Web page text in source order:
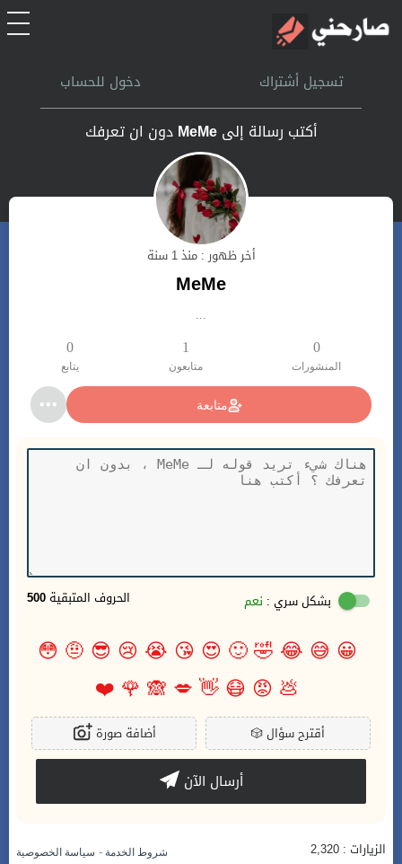
الرئيسيةتسجيل أشتراك دخول للحساب
أكتب رسالة إلىMeMe دون ان تعرفك
أخر ظهور : منذ 1 سنة
MeMe
...
0
المنشورات
1
متابعون
0
يتابع
متابعة
500 الحروف المتبقية بشكل سري : نعم
😀
😅
😂
🤣
🙂
😍
😘
😭
😢
😎
🤨
😳
💩
😡
😷
👋
💋
🙈
🌹
❤️
🎲أقترح سؤال أضافة صورة
أرسال الآن
الزيارات : 2,320 شروط الخدمة - سياسة الخصوصية